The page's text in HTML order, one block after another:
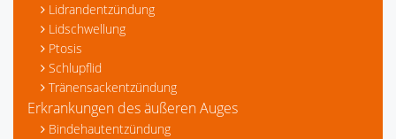
Lidrandentzündung
Lidschwellung
Ptosis
Schlupflid
Tränensackentzündung
Erkrankungen des äußeren Auges
Bindehautentzündung